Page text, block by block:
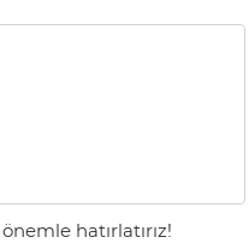
hatırlatırız!